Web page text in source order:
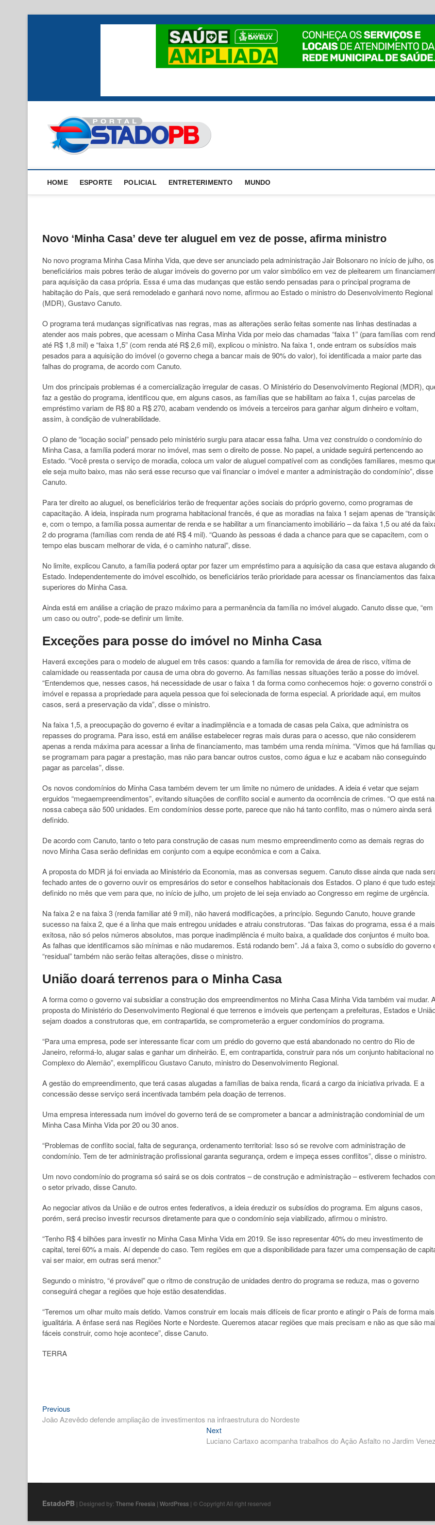
HOME ESPORTE POLICIAL ENTRETERIMENTO MUNDO
Novo ‘Minha Casa’ deve ter aluguel em vez de posse, afirma ministro
No novo programa Minha Casa Minha Vida, que deve ser anunciado pela administração Jair Bolsonaro no início de julho, os
beneficiários mais pobres terão de alugar imóveis do governo por um valor simbólico em vez de pleitearem um
para aquisição da casa própria. Essa é uma das mudanças que estão sendo pensadas para o principal programa de
habitação do País, que será remodelado e ganhará novo nome, afirmou ao Estado o ministro do Desenvolvimento Regional
(MDR), Gustavo Canuto.
O programa terá mudanças significativas nas regras, mas as alterações serão feitas somente nas linhas destinadas a
atender aos mais pobres, que acessam o Minha Casa Minha Vida por meio das chamadas “faixa 1” (para famílias com
até R$ 1,8 mil) e “faixa 1,5” (com renda até R$ 2,6 mil), explicou o ministro. Na faixa 1, onde entram os subsídios mais
pesados para a aquisição do imóvel (o governo chega a bancar mais de 90% do valor), foi identificada a maior parte das
falhas do programa, de acordo com Canuto.
Um dos principais problemas é a comercialização irregular de casas. O Ministério do Desenvolvimento Regional (MDR),
faz a gestão do programa, identificou que, em alguns casos, as famílias que se habilitam ao faixa 1, cujas parcelas de
empréstimo variam de R$ 80 a R$ 270, acabam vendendo os imóveis a terceiros para ganhar algum dinheiro e voltam,
assim, à condição de vulnerabilidade.
O plano de “locação social” pensado pelo ministério surgiu para atacar essa falha. Uma vez construído o condomínio do
Minha Casa, a família poderá morar no imóvel, mas sem o direito de posse. No papel, a unidade seguirá pertencendo ao
Estado. “Você presta o serviço de moradia, coloca um valor de aluguel compatível com as condições familiares, mesmo
ele seja muito baixo, mas não será esse recurso que vai financiar o imóvel e manter a administração do condomínio”, disse
Canuto.
Para ter direito ao aluguel, os beneficiários terão de frequentar ações sociais do próprio governo, como programas de
capacitação. A ideia, inspirada num programa habitacional francês, é que as moradias na faixa 1 sejam apenas de
e, com o tempo, a família possa aumentar de renda e se habilitar a um financiamento imobiliário – da faixa 1,5 ou até da
2 do programa (famílias com renda de até R$ 4 mil). “Quando às pessoas é dada a chance para que se capacitem, com o
tempo elas buscam melhorar de vida, é o caminho natural”, disse.
No limite, explicou Canuto, a família poderá optar por fazer um empréstimo para a aquisição da casa que estava alugando
Estado. Independentemente do imóvel escolhido, os beneficiários terão prioridade para acessar os financiamentos das
superiores do Minha Casa.
Ainda está em análise a criação de prazo máximo para a permanência da família no imóvel alugado. Canuto disse que, “em
um caso ou outro”, pode-se definir um limite.
Exceções para posse do imóvel no Minha Casa
Haverá exceções para o modelo de aluguel em três casos: quando a família for removida de área de risco, vítima de
calamidade ou reassentada por causa de uma obra do governo. As famílias nessas situações terão a posse do imóvel.
“Entendemos que, nesses casos, há necessidade de usar o faixa 1 da forma como conhecemos hoje: o governo constrói o
imóvel e repassa a propriedade para aquela pessoa que foi selecionada de forma especial. A prioridade aqui, em muitos
casos, será a preservação da vida”, disse o ministro.
Na faixa 1,5, a preocupação do governo é evitar a inadimplência e a tomada de casas pela Caixa, que administra os
repasses do programa. Para isso, está em análise estabelecer regras mais duras para o acesso, que não considerem
apenas a renda máxima para acessar a linha de financiamento, mas também uma renda mínima. “Vimos que há famílias
se programam para pagar a prestação, mas não para bancar outros custos, como água e luz e acabam não conseguindo
pagar as parcelas”, disse.
Os novos condomínios do Minha Casa também devem ter um limite no número de unidades. A ideia é vetar que sejam
erguidos “megaempreendimentos”, evitando situações de conflito social e aumento da ocorrência de crimes. “O que está na
nossa cabeça são 500 unidades. Em condomínios desse porte, parece que não há tanto conflito, mas o número ainda será
definido.
De acordo com Canuto, tanto o teto para construção de casas num mesmo empreendimento como as demais regras do
novo Minha Casa serão definidas em conjunto com a equipe econômica e com a Caixa.
A proposta do MDR já foi enviada ao Ministério da Economia, mas as conversas seguem. Canuto disse ainda que nada
fechado antes de o governo ouvir os empresários do setor e conselhos habitacionais dos Estados. O plano é que tudo
definido no mês que vem para que, no início de julho, um projeto de lei seja enviado ao Congresso em regime de urgência.
Na faixa 2 e na faixa 3 (renda familiar até 9 mil), não haverá modificações, a princípio. Segundo Canuto, houve grande
sucesso na faixa 2, que é a linha que mais entregou unidades e atraiu construtoras. “Das faixas do programa, essa é a mais
exitosa, não só pelos números absolutos, mas porque inadimplência é muito baixa, a qualidade dos conjuntos é muito boa.
As falhas que identificamos são mínimas e não mudaremos. Está rodando bem”. Já a faixa 3, como o subsídio do governo
“residual” também não serão feitas alterações, disse o ministro.
União doará terrenos para o Minha Casa
A forma como o governo vai subsidiar a construção dos empreendimentos no Minha Casa Minha Vida também vai mudar.
proposta do Ministério do Desenvolvimento Regional é que terrenos e imóveis que pertençam a prefeituras, Estados e
sejam doados a construtoras que, em contrapartida, se comprometerão a erguer condomínios do programa.
“Para uma empresa, pode ser interessante ficar com um prédio do governo que está abandonado no centro do Rio de
Janeiro, reformá-lo, alugar salas e ganhar um dinheirão. E, em contrapartida, construir para nós um conjunto habitacional no
Complexo do Alemão”, exemplificou Gustavo Canuto, ministro do Desenvolvimento Regional.
A gestão do empreendimento, que terá casas alugadas a famílias de baixa renda, ficará a cargo da iniciativa privada. E a
concessão desse serviço será incentivada também pela doação de terrenos.
Uma empresa interessada num imóvel do governo terá de se comprometer a bancar a administração condominial de um
Minha Casa Minha Vida por 20 ou 30 anos.
“Problemas de conflito social, falta de segurança, ordenamento territorial: Isso só se revolve com administração de
condomínio. Tem de ter administração profissional garanta segurança, ordem e impeça esses conflitos”, disse o ministro.
Um novo condomínio do programa só sairá se os dois contratos – de construção e administração – estiverem fechados
o setor privado, disse Canuto.
Ao negociar ativos da União e de outros entes federativos, a ideia éreduzir os subsídios do programa. Em alguns casos,
porém, será preciso investir recursos diretamente para que o condomínio seja viabilizado, afirmou o ministro.
“Tenho R$ 4 bilhões para investir no Minha Casa Minha Vida em 2019. Se isso representar 40% do meu investimento de
capital, terei 60% a mais. Aí depende do caso. Tem regiões em que a disponibilidade para fazer uma compensação de
vai ser maior, em outras será menor.”
Segundo o ministro, “é provável” que o ritmo de construção de unidades dentro do programa se reduza, mas o governo
conseguirá chegar a regiões que hoje estão desatendidas.
“Teremos um olhar muito mais detido. Vamos construir em locais mais difíceis de ficar pronto e atingir o País de forma mais
igualitária. A ênfase será nas Regiões Norte e Nordeste. Queremos atacar regiões que mais precisam e não as que são
fáceis construir, como hoje acontece”, disse Canuto.
TERRA
Navegação
de
Previous
post:
João Azevêdo defende ampliação de investimentos na infraestrutura do Nordeste
NextNext
post:
Luciano Cartaxo acompanha trabalhos do Ação Asfalto no Jardim
EstadoPB | Designed by: Theme Freesia | WordPress | © Copyright All right reserved